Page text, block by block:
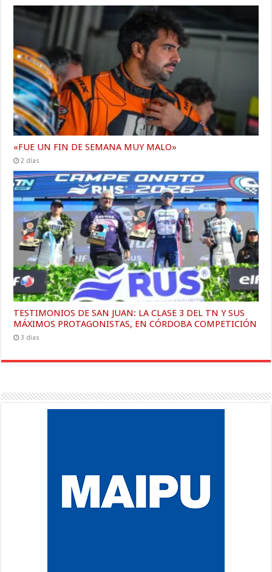
«FUE UN FIN DE SEMANA MUY MALO»
2 días
TESTIMONIOS DE SAN JUAN: LA CLASE 3 DEL TN Y SUS
MÁXIMOS PROTAGONISTAS, EN CÓRDOBA COMPETICIÓN
3 días